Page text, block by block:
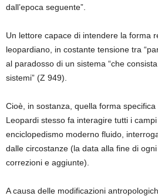
dall’epoca seguente”.
Un lettore capace di intendere la forma
leopardiano, in costante tensione tra
al paradosso di un sistema “che
sistemi” (Z 949).
Cioè, in sostanza, quella forma
Leopardi stesso fa interagire tutti i
enciclopedismo moderno fluido,
dalle circostanze (la data alla fine di
correzioni e aggiunte).
A causa delle modificazioni